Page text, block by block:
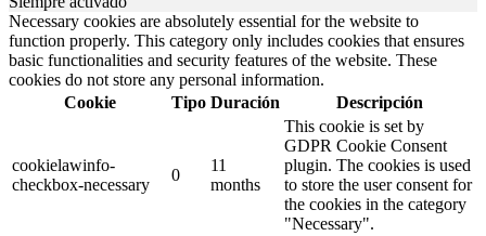
Necessary cookies are absolutely essential for the website to
function properly. This category only includes cookies that ensures
basic functionalities and security features of the website. These
cookies do not store any personal information.
Cookie
Tipo Duración Descripción
cookielawinfo-
checkbox-necessary
0
11
months
This cookie is set by
GDPR Cookie Consent
plugin. The cookies is used
to store the user consent for
the cookies in the category
"Necessary".